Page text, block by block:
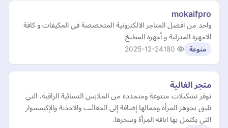
mokaifpro
واحد من افضل المتاجر الالكترونية المتخصصة في المكيفات و كافة
الاجهزة المنزلية و أجهزة المطبخ
منوعة 2025-12-24
متجر الغالية
نوفر تشكیلات متنوعة ومتجددة من الملابس النسائیة الراقیة، التي
تلیق بجوھر المرأة وجمالھا إضافة إلى الحقائب والاحذیة والإكسسوار
التي یكتمل بھا اناقة المرأة وسحرھا.